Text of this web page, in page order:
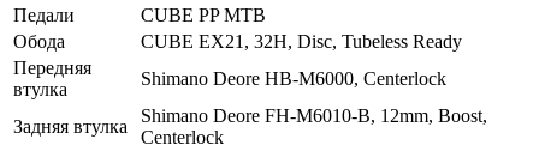
Педали
CUBE PP MTB
Обода
CUBE EX21, 32H, Disc, Tubeless Ready
Передняя
втулка
Shimano Deore HB-M6000, Centerlock
Задняя втулка
Shimano Deore FH-M6010-B, 12mm, Boost,
Centerlock